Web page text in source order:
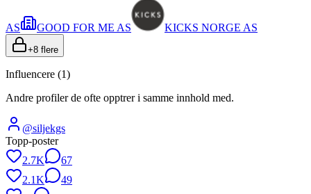
AS GOOD FOR ME AS KICKS NORGE AS
+8 flere
Influencere (1)
Andre profiler de ofte opptrer i samme innhold med.
@siljekgs
Topp-poster
2.7K
67
2.1K
49